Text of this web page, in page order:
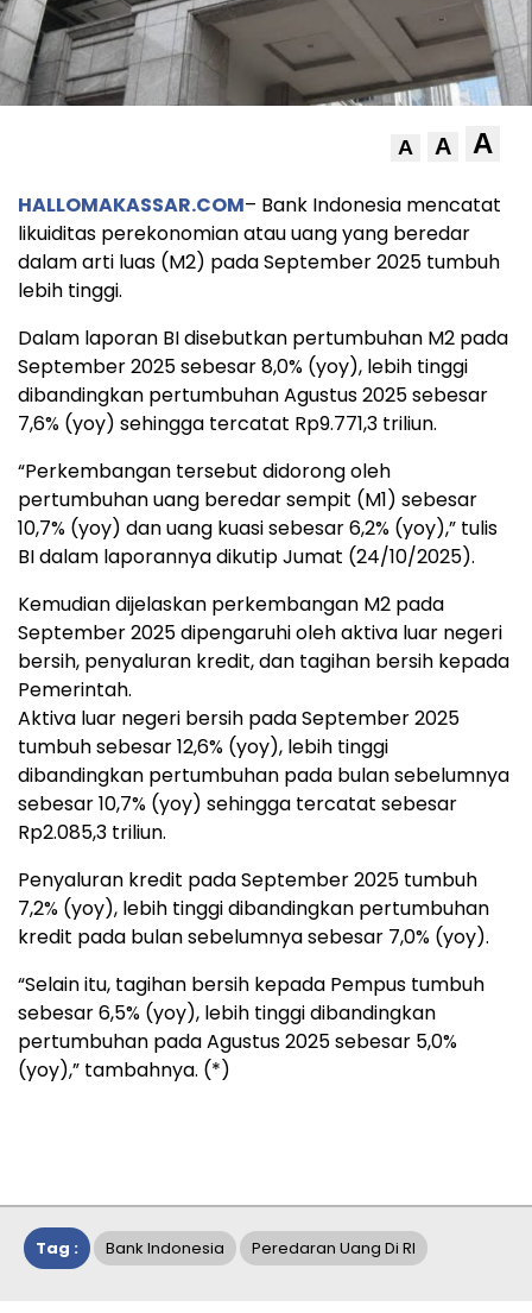
A A A
HALLOMAKASSAR.COM– Bank Indonesia mencatat
likuiditas perekonomian atau uang yang beredar
dalam arti luas (M2) pada September 2025 tumbuh
lebih tinggi.
Dalam laporan BI disebutkan pertumbuhan M2 pada
September 2025 sebesar 8,0% (yoy), lebih tinggi
dibandingkan pertumbuhan Agustus 2025 sebesar
7,6% (yoy) sehingga tercatat Rp9.771,3 triliun.
“Perkembangan tersebut didorong oleh
pertumbuhan uang beredar sempit (M1) sebesar
10,7% (yoy) dan uang kuasi sebesar 6,2% (yoy),” tulis
BI dalam laporannya dikutip Jumat (24/10/2025).
Kemudian dijelaskan perkembangan M2 pada
September 2025 dipengaruhi oleh aktiva luar negeri
bersih, penyaluran kredit, dan tagihan bersih kepada
Pemerintah.
Aktiva luar negeri bersih pada September 2025
tumbuh sebesar 12,6% (yoy), lebih tinggi
dibandingkan pertumbuhan pada bulan sebelumnya
sebesar 10,7% (yoy) sehingga tercatat sebesar
Rp2.085,3 triliun.
Penyaluran kredit pada September 2025 tumbuh
7,2% (yoy), lebih tinggi dibandingkan pertumbuhan
kredit pada bulan sebelumnya sebesar 7,0% (yoy).
“Selain itu, tagihan bersih kepada Pempus tumbuh
sebesar 6,5% (yoy), lebih tinggi dibandingkan
pertumbuhan pada Agustus 2025 sebesar 5,0%
(yoy),” tambahnya. (*)
Tag : Bank Indonesia Peredaran Uang Di RI